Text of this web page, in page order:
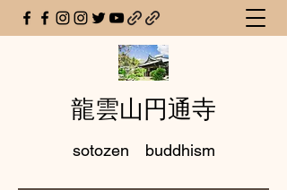
龍雲山円通寺
sotozen buddhism